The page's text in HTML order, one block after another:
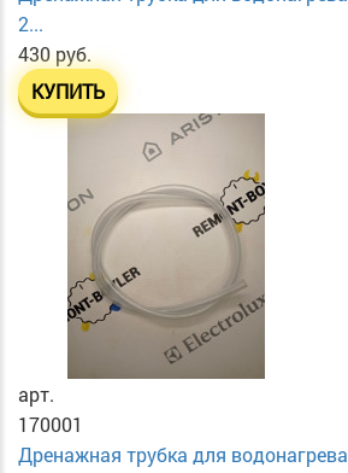
2...
430 руб.
КУПИТЬ
арт.
170001
Дренажная трубка для